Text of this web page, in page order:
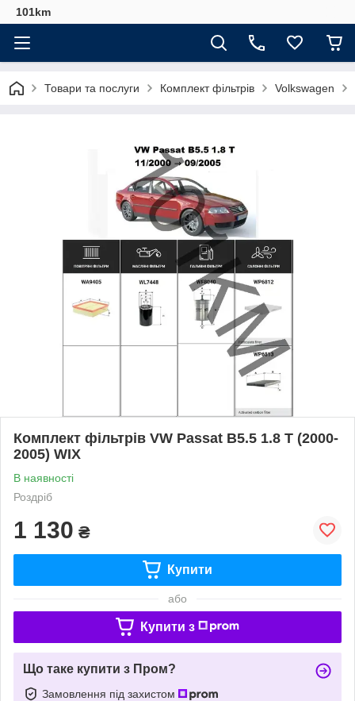
101km
Товари та послуги Комплект фільтрів Volkswagen
Комплект фільтрів VW Passat B5.5 1.8 T (2000-
2005) WIX
В наявності
Роздріб
1 130 ₴
Купити
або
Купити з
Що таке купити з Пром?
Замовлення під захистом